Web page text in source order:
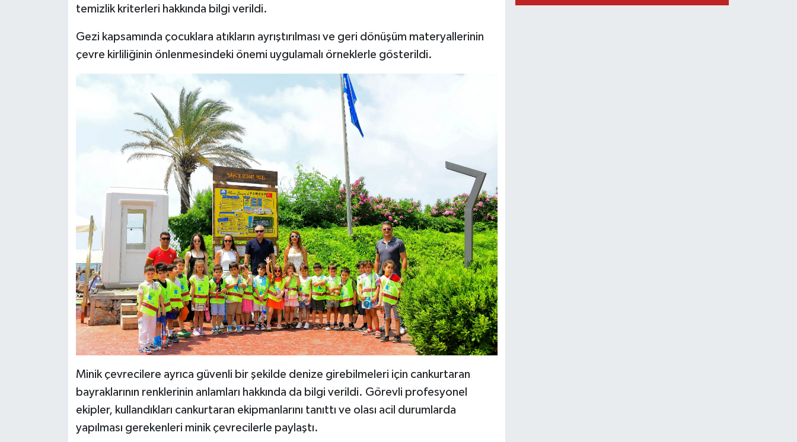
temizlik kriterleri hakkında bilgi verildi.
Gezi kapsamında çocuklara atıkların ayrıştırılması ve geri dönüşüm materyallerinin
çevre kirliliğinin önlenmesindeki önemi uygulamalı örneklerle gösterildi.
Minik çevrecilere ayrıca güvenli bir şekilde denize girebilmeleri için cankurtaran
bayraklarının renklerinin anlamları hakkında da bilgi verildi. Görevli profesyonel
ekipler, kullandıkları cankurtaran ekipmanlarını tanıttı ve olası acil durumlarda
yapılması gerekenleri minik çevrecilerle paylaştı.